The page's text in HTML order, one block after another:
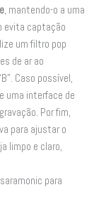
, mantendo-o a uma
evita captação
um filtro pop
de ar ao
Caso possível,
uma interface de
Por fim,
para ajustar o
limpo e claro,
para